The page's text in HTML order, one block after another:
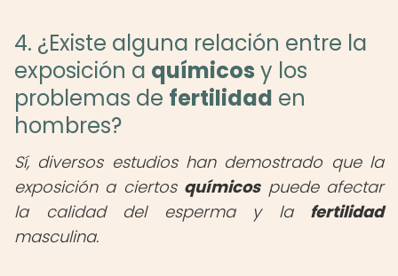
4. ¿Existe alguna relación entre la
exposición a químicos y los
problemas de fertilidad en
hombres?
Sí, diversos estudios han demostrado que la
exposición a ciertos químicospuede afectar
la calidad del esperma y la fertilidad
masculina.